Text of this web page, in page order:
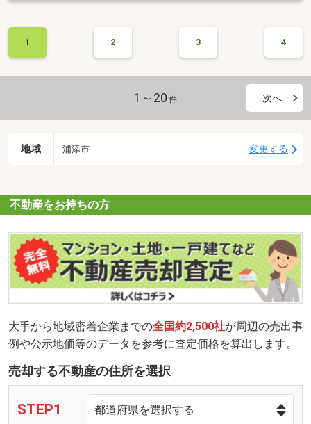
1 2 3 4
1～20 件 次へ
地域 浦添市 変更する
不動産をお持ちの方
大手から地域密着企業までの全国約2,500社が周辺の売出事
例や公示地価等のデータを参考に査定価格を算出します。
売却する不動産の住所を選択
STEP1